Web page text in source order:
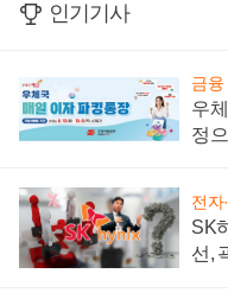
인기기사
금융
우
정
전자
SK
선,